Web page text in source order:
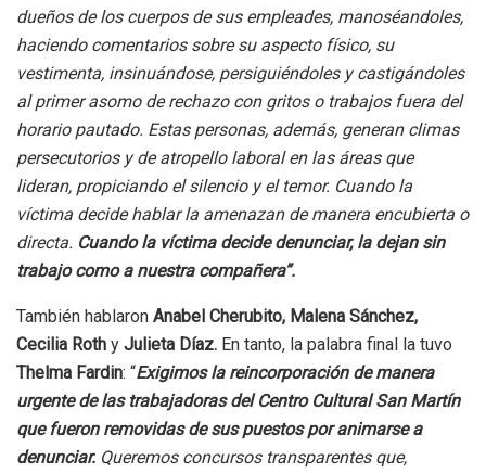
dueños de los cuerpos de sus empleades, manoséandoles,
haciendo comentarios sobre su aspecto físico, su
vestimenta, insinuándose, persiguiéndoles y castigándoles
al primer asomo de rechazo con gritos o trabajos fuera del
horario pautado. Estas personas, además, generan climas
persecutorios y de atropello laboral en las áreas que
lideran, propiciando el silencio y el temor. Cuando la
víctima decide hablar la amenazan de manera encubierta o
directa. Cuando la víctima decide denunciar, la dejan sin
trabajo como a nuestra compañera”.
También hablaron Anabel Cherubito, Malena Sánchez,
Cecilia Roth y Julieta Díaz. En tanto, la palabra final la tuvo
Thelma Fardin: “Exigimos la reincorporación de manera
urgente de las trabajadoras del Centro Cultural San Martín
que fueron removidas de sus puestos por animarse a
denunciar. Queremos concursos transparentes que,